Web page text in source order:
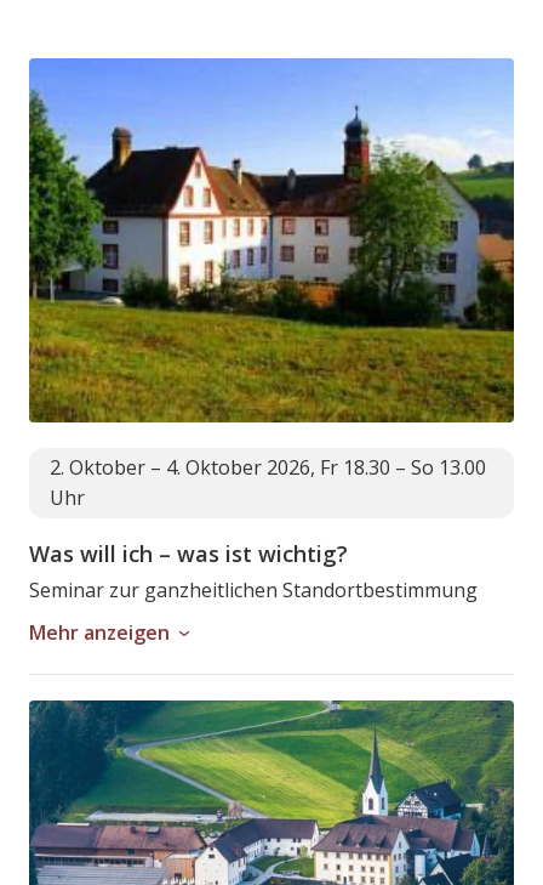
2. Oktober – 4. Oktober 2026, Fr 18.30 – So 13.00
Uhr
Was will ich – was ist wichtig?
Seminar zur ganzheitlichen Standortbestimmung
Mehr anzeigen